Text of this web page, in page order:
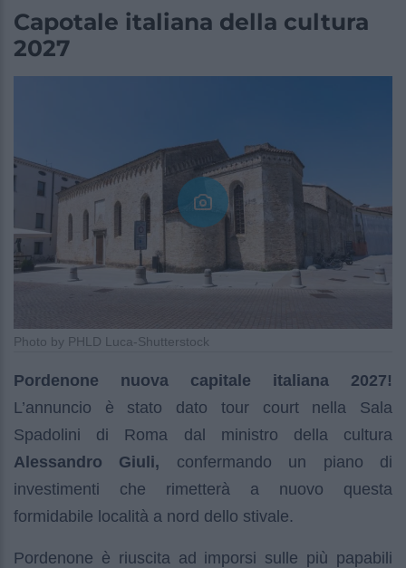
Capotale italiana della cultura
2027
Photo by PHLD Luca-Shutterstock
Pordenone nuova capitale italiana 2027!
L’annuncio è stato dato tour court nella Sala
Spadolini di Roma dal ministro della cultura
Alessandro Giuli, confermando un piano di
investimenti che rimetterà a nuovo questa
formidabile località a nord dello stivale.
Pordenone è riuscita ad imporsi sulle più papabili